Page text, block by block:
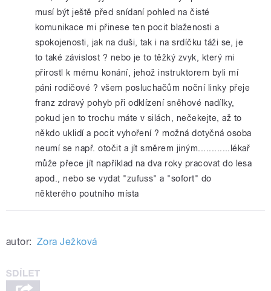
musí být ještě před snídaní pohled na čisté
komunikace mi přinese ten pocit blaženosti a
spokojenosti, jak na duši, tak i na srdíčku táži se, je
to také závislost ? nebo je to těžký zvyk, který mi
přirostl k mému konání, jehož instruktorem byli mí
páni rodičové ? všem posluchačům noční linky přeje
franz zdravý pohyb při odklízení sněhové nadílky,
pokud jen to trochu máte v silách, nečekejte, až to
někdo uklidí a pocit vyhoření ? možná dotyčná osoba
neumí se např. otočit a jít směrem jiným............lékař
může přece jít například na dva roky pracovat do lesa
apod., nebo se vydat "zufuss" a "sofort" do
některého poutního místa
autor: Zora Ježková